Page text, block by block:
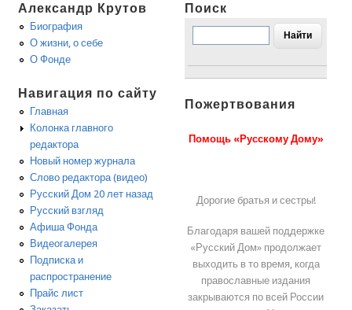
Александр Крутов
Биография
О жизни, о себе
О Фонде
Навигация по сайту
Главная
Колонка главного
редактора
Новый номер журнала
Слово редактора (видео)
Русский Дом 20 лет назад
Русский взгляд
Афиша Фонда
Видеогалерея
Подписка и
распространение
Прайс лист
Поиск
Пожертвования
Помощь «Русскому Дому»
Дорогие братья и сестры!
Благодаря вашей поддержке
«Русский Дом» продолжает
выходить в то время, когда
православные издания
закрываются по всей России